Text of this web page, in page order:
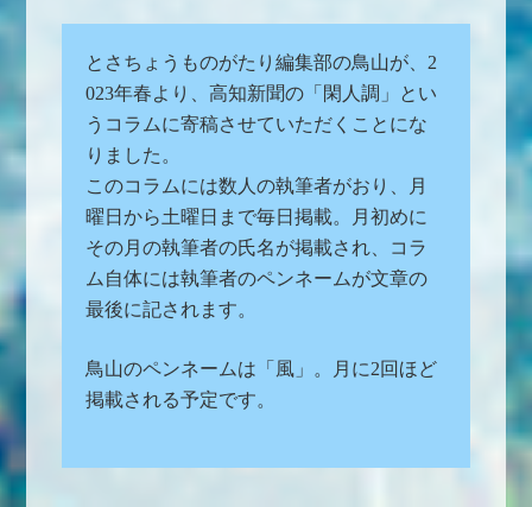
とさちょうものがたり編集部の鳥山が、2
023年春より、高知新聞の「閑人調」とい
うコラムに寄稿させていただくことにな
りました。
このコラムには数人の執筆者がおり、月
曜日から土曜日まで毎日掲載。月初めに
その月の執筆者の氏名が掲載され、コラ
ム自体には執筆者のペンネームが文章の
最後に記されます。
鳥山のペンネームは「風」。月に2回ほど
掲載される予定です。